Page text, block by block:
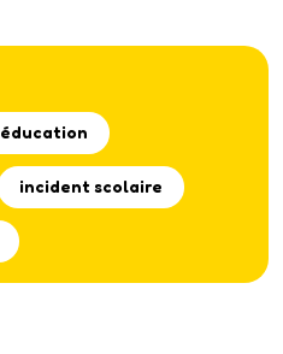
éducation
incident scolaire